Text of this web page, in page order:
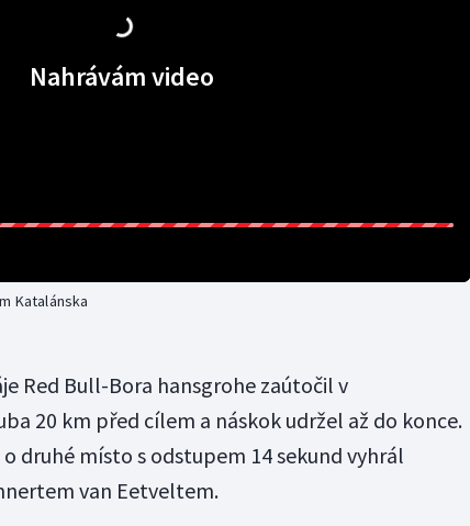
Nahrávám video
Katalánska
Red Bull-Bora hansgrohe zaútočil v
20 km před cílem a náskok udržel až do konce.
druhé místo s odstupem 14 sekund vyhrál
van Eetveltem.